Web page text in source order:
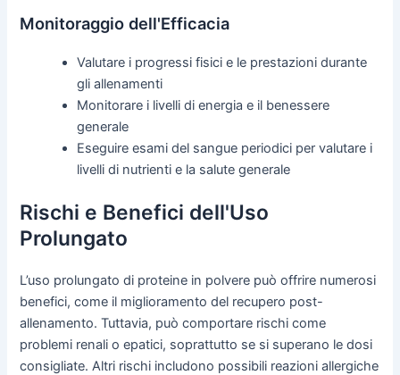
Monitoraggio dell'Efficacia
Valutare i progressi fisici e le prestazioni durante
gli allenamenti
Monitorare i livelli di energia e il benessere
generale
Eseguire esami del sangue periodici per valutare i
livelli di nutrienti e la salute generale
Rischi e Benefici dell'Uso
Prolungato
L’uso prolungato di proteine in polvere può offrire numerosi
benefici, come il miglioramento del recupero post-
allenamento. Tuttavia, può comportare rischi come
problemi renali o epatici, soprattutto se si superano le dosi
consigliate. Altri rischi includono possibili reazioni allergiche